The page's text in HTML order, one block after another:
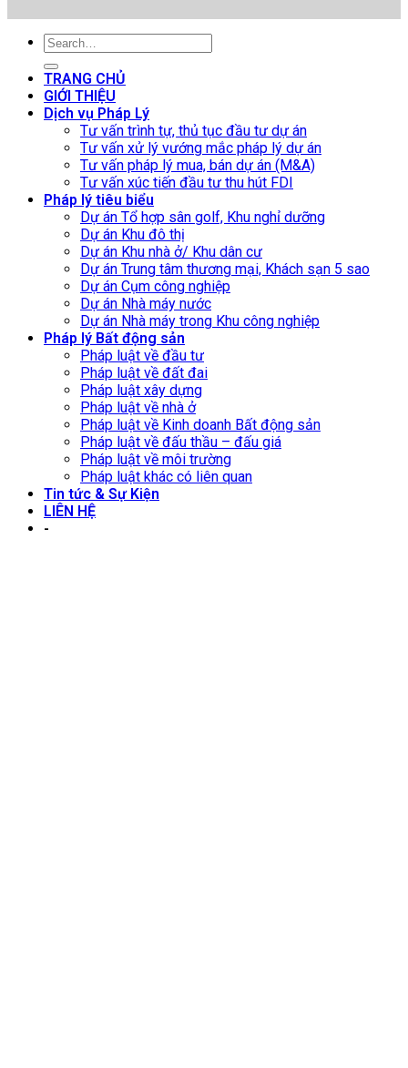
TRANG CHỦ
GIỚI THIỆU
Dịch vụ Pháp Lý
Tư vấn trình tự, thủ tục đầu tư dự án
Tư vấn xử lý vướng mắc pháp lý dự án
Tư vấn pháp lý mua, bán dự án (M&A)
Tư vấn xúc tiến đầu tư thu hút FDI
Pháp lý tiêu biểu
Dự án Tổ hợp sân golf, Khu nghỉ dưỡng
Dự án Khu đô thị
Dự án Khu nhà ở/ Khu dân cư
Dự án Trung tâm thương mại, Khách sạn 5 sao
Dự án Cụm công nghiệp
Dự án Nhà máy nước
Dự án Nhà máy trong Khu công nghiệp
Pháp lý Bất động sản
Pháp luật về đầu tư
Pháp luật về đất đai
Pháp luật xây dựng
Pháp luật về nhà ở
Pháp luật về Kinh doanh Bất động sản
Pháp luật về đấu thầu – đấu giá
Pháp luật về môi trường
Pháp luật khác có liên quan
Tin tức & Sự Kiện
LIÊN HỆ
-